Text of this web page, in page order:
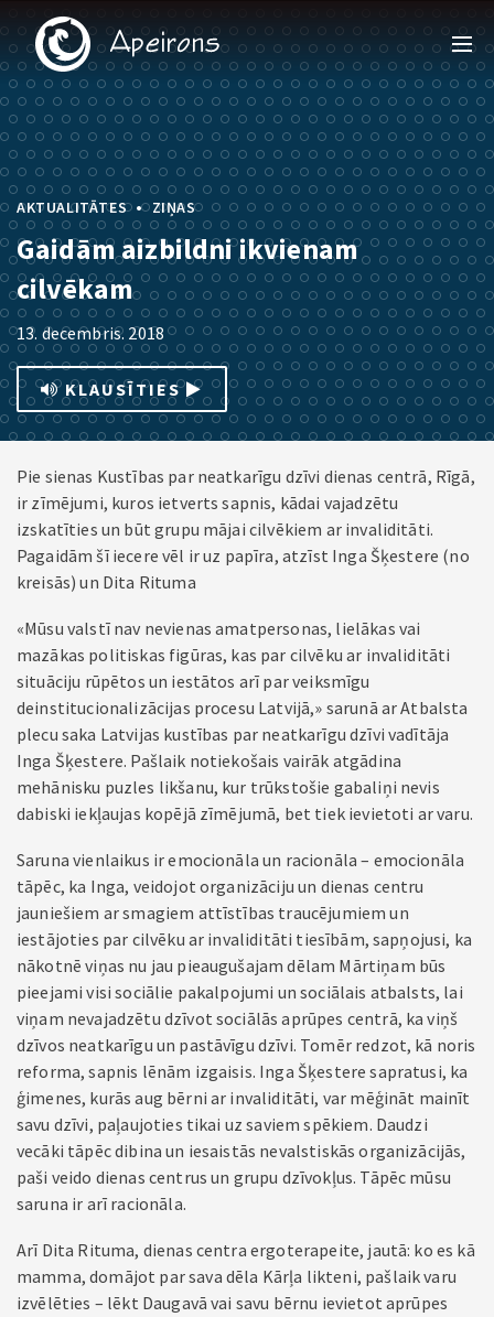
AKTUALITĀTES • ZIŅAS
Gaidām aizbildni ikvienam
cilvēkam
13. decembris. 2018
KLAUSĪTIES
Pie sienas Kustības par neatkarīgu dzīvi dienas centrā, Rīgā,
ir zīmējumi, kuros ietverts sapnis, kādai vajadzētu
izskatīties un būt grupu mājai cilvēkiem ar invaliditāti.
Pagaidām šī iecere vēl ir uz papīra, atzīst Inga Šķestere (no
kreisās) un Dita Rituma
«Mūsu valstī nav nevienas amatpersonas, lielākas vai
mazākas politiskas figūras, kas par cilvēku ar invaliditāti
situāciju rūpētos un iestātos arī par veiksmīgu
deinstitucionalizācijas procesu Latvijā,» sarunā ar Atbalsta
plecu saka Latvijas kustības par neatkarīgu dzīvi vadītāja
Inga Šķestere. Pašlaik notiekošais vairāk atgādina
mehānisku puzles likšanu, kur trūkstošie gabaliņi nevis
dabiski iekļaujas kopējā zīmējumā, bet tiek ievietoti ar varu.
Saruna vienlaikus ir emocionāla un racionāla – emocionāla
tāpēc, ka Inga, veidojot organizāciju un dienas centru
jauniešiem ar smagiem attīstības traucējumiem un
iestājoties par cilvēku ar invaliditāti tiesībām, sapņojusi, ka
nākotnē viņas nu jau pieaugušajam dēlam Mārtiņam būs
pieejami visi sociālie pakalpojumi un sociālais atbalsts, lai
viņam nevajadzētu dzīvot sociālās aprūpes centrā, ka viņš
dzīvos neatkarīgu un pastāvīgu dzīvi. Tomēr redzot, kā noris
reforma, sapnis lēnām izgaisis. Inga Šķestere sapratusi, ka
ģimenes, kurās aug bērni ar invaliditāti, var mēģināt mainīt
savu dzīvi, paļaujoties tikai uz saviem spēkiem. Daudzi
vecāki tāpēc dibina un iesaistās nevalstiskās organizācijās,
paši veido dienas centrus un grupu dzīvokļus. Tāpēc mūsu
saruna ir arī racionāla.
Arī Dita Rituma, dienas centra ergoterapeite, jautā: ko es kā
mamma, domājot par sava dēla Kārļa likteni, pašlaik varu
izvēlēties – lēkt Daugavā vai savu bērnu ievietot aprūpes